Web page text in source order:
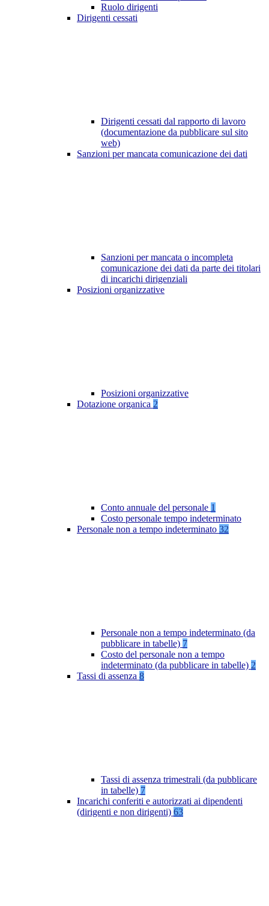
Ruolo dirigenti
Dirigenti cessati
Dirigenti cessati dal rapporto di lavoro
(documentazione da pubblicare sul sito
web)
Sanzioni per mancata comunicazione dei dati
Sanzioni per mancata o incompleta
comunicazione dei dati da parte dei titolari
di incarichi dirigenziali
Posizioni organizzative
Posizioni organizzative
Dotazione organica 2
Conto annuale del personale 1
Costo personale tempo indeterminato
Personale non a tempo indeterminato 32
Personale non a tempo indeterminato (da
pubblicare in tabelle) 7
Costo del personale non a tempo
indeterminato (da pubblicare in tabelle) 2
Tassi di assenza 8
Tassi di assenza trimestrali (da pubblicare
in tabelle) 7
Incarichi conferiti e autorizzati ai dipendenti
(dirigenti e non dirigenti) 63